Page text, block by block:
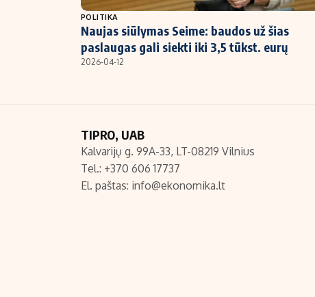
NT ir statybos
POLITIKA
Naujas siūlymas Seime: baudos už šias
paslaugas gali siekti iki 3,5 tūkst. eurų
2026-04-12
TIPRO, UAB
Kalvarijų g. 99A-33, LT-08219 Vilnius
Tel.: +370 606 17737
El. paštas: info@ekonomika.lt